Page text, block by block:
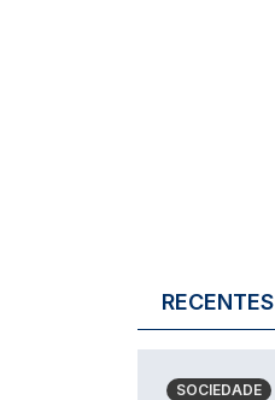
RECENTES
SOCIEDADE